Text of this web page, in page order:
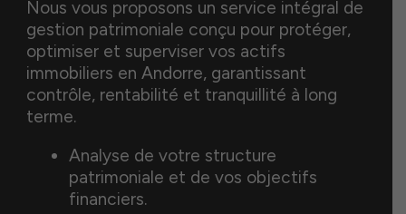
Nous vous proposons un service intégral de
gestion patrimoniale conçu pour protéger,
optimiser et superviser vos actifs
immobiliers en Andorre, garantissant
contrôle, rentabilité et tranquillité à long
terme.
Analyse de votre structure
patrimoniale et de vos objectifs
financiers.